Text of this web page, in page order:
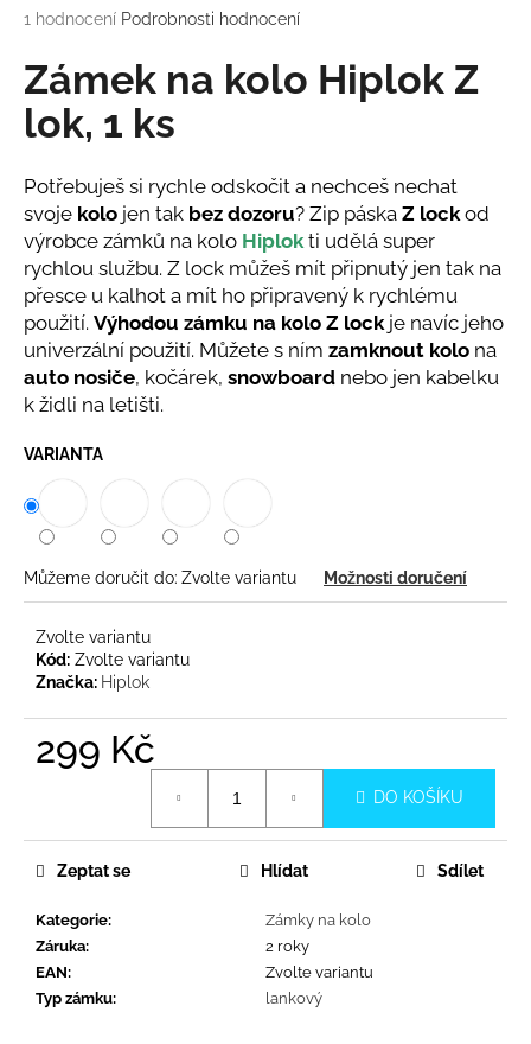
Průměrné
produktu
je
5,0
z
hvězdiček.
1 hodnocení Podrobnosti hodnocení
Zámek na kolo Hiplok Z
lok, 1 ks
Potřebuješ si rychle odskočit a nechceš nechat
svoje kolo jen tak bez dozoru? Zip páska Z lock od
výrobce zámků na kolo Hiplok ti udělá super
rychlou službu. Z lock můžeš mít připnutý jen tak na
přesce u kalhot a mít ho připravený k rychlému
použití. Výhodou zámku na kolo Z lock je navíc jeho
univerzální použití. Můžete s ním zamknout kolo na
auto nosiče, kočárek, snowboard nebo jen kabelku
k židli na letišti.
VARIANTA
Můžeme doručit do: Zvolte variantu Možnosti doručení
Zvolte variantu
Kód: Zvolte variantu
Značka: Hiplok
299 Kč
DO KOŠÍKU
Kategorie:
Zámky na kolo
Záruka:
2 roky
EAN:
Zvolte variantu
Typ zámku: lankový
Zeptat se Hlídat Sdílet
a
j
í
t
HLEDAT
D
o
o
u
j
m
e